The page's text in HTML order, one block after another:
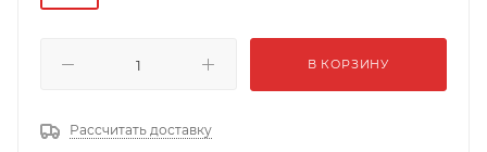
В КОРЗИНУ
Рассчитать доставку